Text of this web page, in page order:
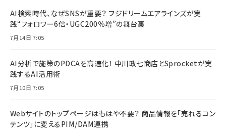
AI検索時代、なぜSNSが重要？ フジドリームエアラインズが実
践“フォロワー6倍・UGC200％増”の舞台裏
7月14日 7:05
AI分析で施策のPDCAを高速化！ 中川政七商店とSprocketが実
践するAI活用術
7月10日 7:05
Webサイトのトップページはもはや不要？ 商品情報を「売れるコン
テンツ」に変えるPIM/DAM連携